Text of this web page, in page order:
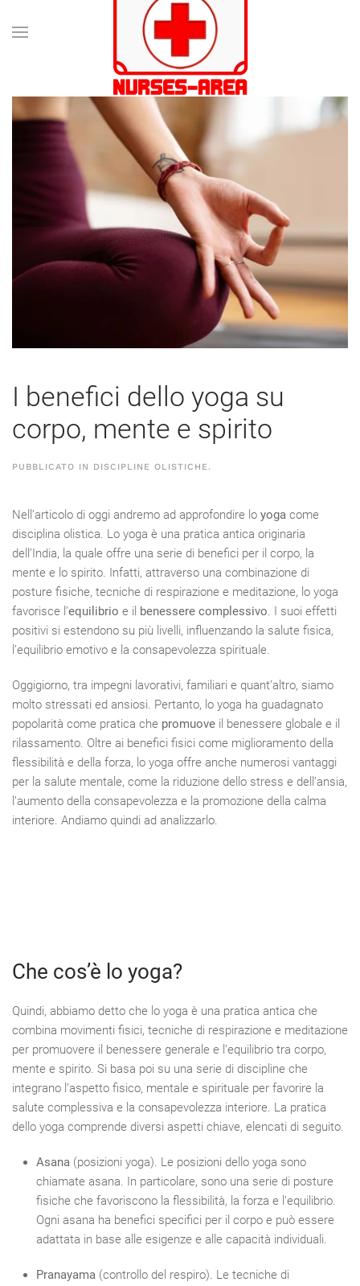
Passa al contenuto principale
I benefici dello yoga su
corpo, mente e spirito
PUBBLICATO IN DISCIPLINE OLISTICHE.
Nell’articolo di oggi andremo ad approfondire lo yoga come
disciplina olistica. Lo yoga è una pratica antica originaria
dell’India, la quale offre una serie di benefici per il corpo, la
mente e lo spirito. Infatti, attraverso una combinazione di
posture fisiche, tecniche di respirazione e meditazione, lo yoga
favorisce l’equilibrio e il benessere complessivo. I suoi effetti
positivi si estendono su più livelli, influenzando la salute fisica,
l’equilibrio emotivo e la consapevolezza spirituale.
Oggigiorno, tra impegni lavorativi, familiari e quant’altro, siamo
molto stressati ed ansiosi. Pertanto, lo yoga ha guadagnato
popolarità come pratica che promuove il benessere globale e il
rilassamento. Oltre ai benefici fisici come miglioramento della
flessibilità e della forza, lo yoga offre anche numerosi vantaggi
per la salute mentale, come la riduzione dello stress e dell’ansia,
l’aumento della consapevolezza e la promozione della calma
interiore. Andiamo quindi ad analizzarlo.
Che cos’è lo yoga?
Quindi, abbiamo detto che lo yoga è una pratica antica che
combina movimenti fisici, tecniche di respirazione e meditazione
per promuovere il benessere generale e l’equilibrio tra corpo,
mente e spirito. Si basa poi su una serie di discipline che
integrano l’aspetto fisico, mentale e spirituale per favorire la
salute complessiva e la consapevolezza interiore. La pratica
dello yoga comprende diversi aspetti chiave, elencati di seguito.
Asana (posizioni yoga). Le posizioni dello yoga sono
chiamate asana. In particolare, sono una serie di posture
fisiche che favoriscono la flessibilità, la forza e l’equilibrio.
Ogni asana ha benefici specifici per il corpo e può essere
adattata in base alle esigenze e alle capacità individuali.
Pranayama (controllo del respiro). Le tecniche di